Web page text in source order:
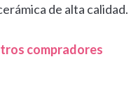
de alta calidad.
compradores